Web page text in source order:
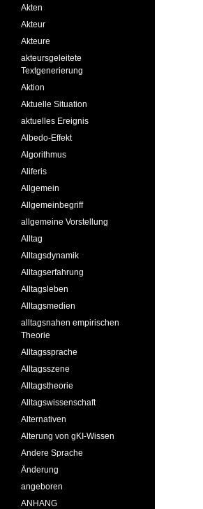
Akten
Akteur
Akteure
akteursgeleitete
Textgenerierung
Aktion
Aktuelle Situation
aktuelles Ereignis
Albedo-Effekt
Algorithmus
Aliferis
Allgemein
Allgemeinbegriff
allgemeine Vorstellung
Alltag
Alltagsdynamik
Alltagserfahrung
Alltagsleben
Alltagsmedien
alltagsnahen empirischen
Theorie
Alltagssprache
Alltagsszene
Alltagstheorie
Alltagswissenschaft
Alternativen
Alterung von gKI-Wissen
Andere Sprache
Änderung
angeboren
ANHANG